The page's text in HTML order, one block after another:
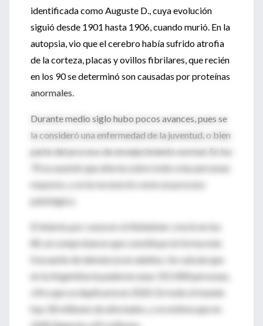
identificada como Auguste D., cuya evolución
siguió desde 1901 hasta 1906, cuando murió. En la
autopsia, vio que el cerebro había sufrido atrofia
de la corteza, placas y ovillos fibrilares, que recién
en los 90 se determinó son causadas por proteínas
anormales.
Durante medio siglo hubo pocos avances, pues se
la consideró una enfermedad de la juventud, o bien
parte del proceso de envejecimiento normal. En los
70 se asumió que afecta sobre todo a las personas
mayores, y se la reconoció como un proceso
patológico.
El interés por conocer el Alzheimer creció en los
80, al comprobarse que constituye la forma más
frecuente de demencia en adultos. Se calcula que
en la Argentina la padecen unas 315.000 personas,
cifra que se duplicaría en 2020. En todo el mundo
hay 18 millones de afectados, y se estima que en